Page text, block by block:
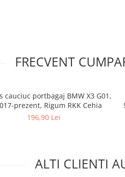
FRECVENT
cauciuc portbagaj BMW X3 G01,
prezent, Rigum RKK Cehia
196,90 Lei
ALTI CLIENTI